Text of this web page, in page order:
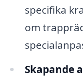
specifika
om
Skapande